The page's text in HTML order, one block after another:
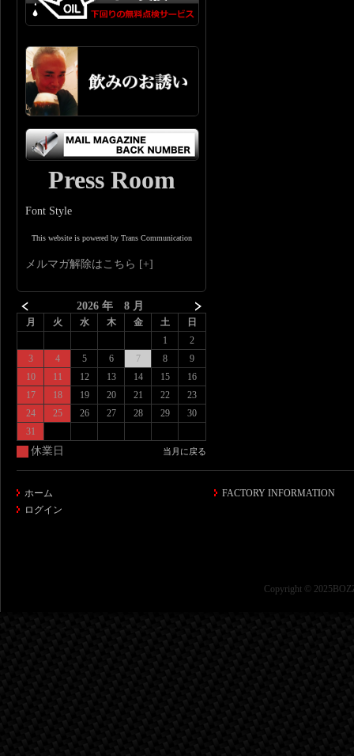
Press Room
Font Style
This website is powered by Trans Communication
メルマガ解除はこちら
2026 年 8 月
月 火 水 木 金 土
日
1
2
3
4 5 6 7 8
9
10
11 12 13 14 15
16
17
18 19 20 21 22
23
24
25 26 27 28 29
30
31
休業日 当月に戻る
ホーム
ログイン
FACTORY INFORMATION
Copyright ©